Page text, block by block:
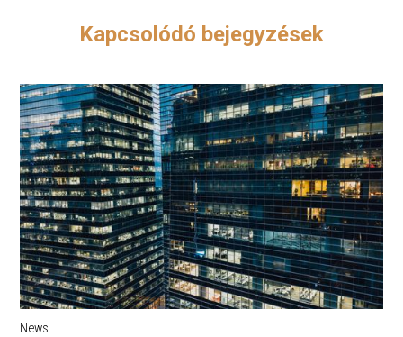
Kapcsolódó bejegyzések
News